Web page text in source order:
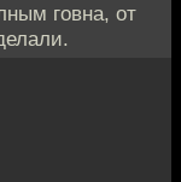
говна, от